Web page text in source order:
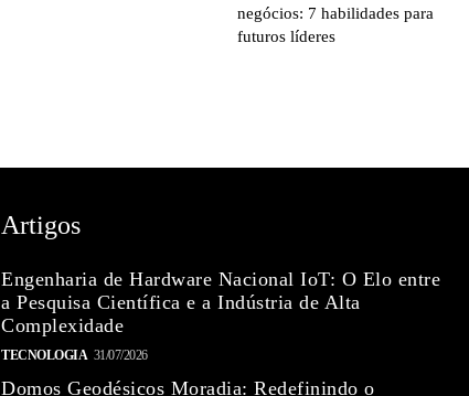
negócios: 7 habilidades para
futuros líderes
Artigos
Engenharia de Hardware Nacional IoT: O Elo entre
a Pesquisa Científica e a Indústria de Alta
Complexidade
TECNOLOGIA 31/07/2026
Domos Geodésicos Moradia: Redefinindo o